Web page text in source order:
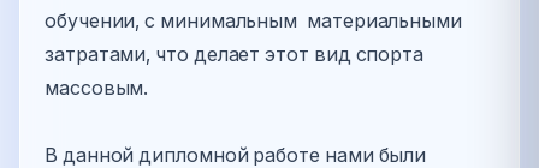
обучении, с минимальным материальными
затратами, что делает этот вид спорта
массовым.
В данной дипломной работе нами были